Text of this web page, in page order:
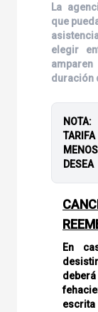
La
que
elegir
duración
DESEA
En
deberá